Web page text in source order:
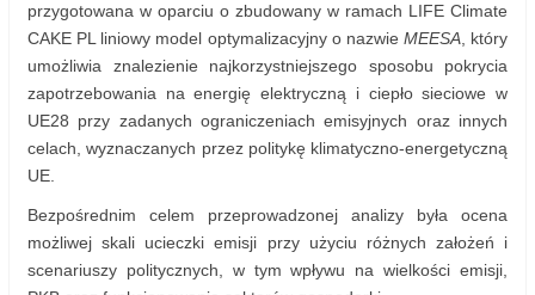
przygotowana w oparciu o zbudowany w ramach LIFE Climate
CAKE PL liniowy model optymalizacyjny o nazwie MEESA, który
umożliwia znalezienie najkorzystniejszego sposobu pokrycia
zapotrzebowania na energię elektryczną i ciepło sieciowe w
UE28 przy zadanych ograniczeniach emisyjnych oraz innych
celach, wyznaczanych przez politykę klimatyczno-energetyczną
UE.
Bezpośrednim celem przeprowadzonej analizy była ocena
możliwej skali ucieczki emisji przy użyciu różnych założeń i
scenariuszy politycznych, w tym wpływu na wielkości emisji,